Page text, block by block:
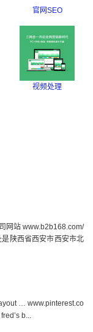
官网SEO
视频处理
网站 www.b2b168.com/
陕西省西安市西安市北
… www.pinterest.co
b...